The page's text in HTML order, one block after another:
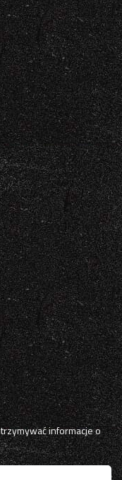
informacje o